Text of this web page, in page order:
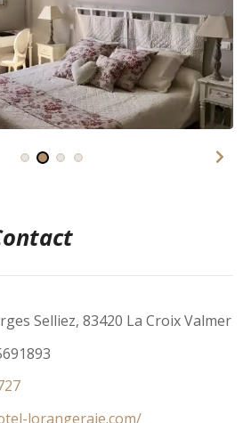
Selliez, 83420 La Croix Valmer
lorangeraie.com/